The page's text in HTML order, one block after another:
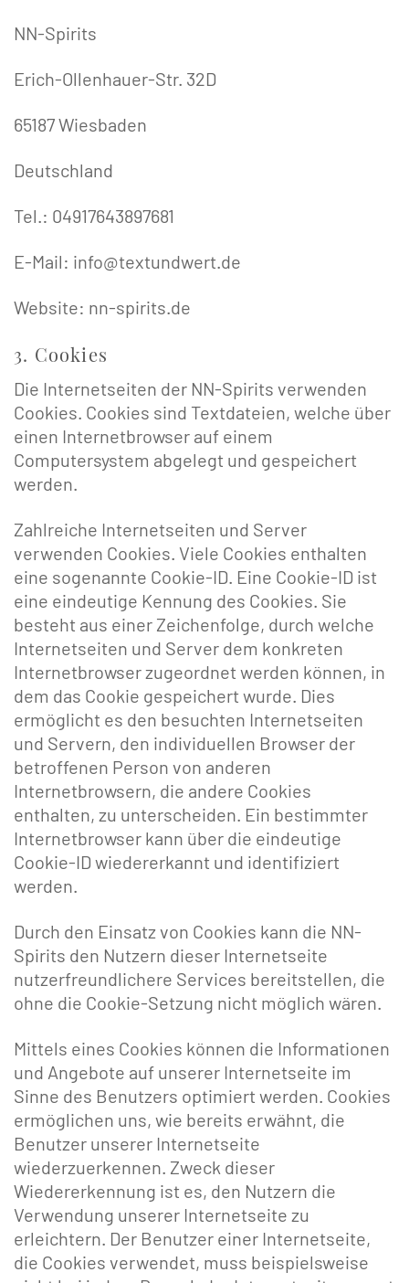
NN-Spirits
Erich-Ollenhauer-Str. 32D
65187 Wiesbaden
Deutschland
Tel.: 04917643897681
E-Mail: info@textundwert.de
Website: nn-spirits.de
3. Cookies
Die Internetseiten der NN-Spirits verwenden
Cookies. Cookies sind Textdateien, welche über
einen Internetbrowser auf einem
Computersystem abgelegt und gespeichert
werden.
Zahlreiche Internetseiten und Server
verwenden Cookies. Viele Cookies enthalten
eine sogenannte Cookie-ID. Eine Cookie-ID ist
eine eindeutige Kennung des Cookies. Sie
besteht aus einer Zeichenfolge, durch welche
Internetseiten und Server dem konkreten
Internetbrowser zugeordnet werden können, in
dem das Cookie gespeichert wurde. Dies
ermöglicht es den besuchten Internetseiten
und Servern, den individuellen Browser der
betroffenen Person von anderen
Internetbrowsern, die andere Cookies
enthalten, zu unterscheiden. Ein bestimmter
Internetbrowser kann über die eindeutige
Cookie-ID wiedererkannt und identifiziert
werden.
Durch den Einsatz von Cookies kann die NN-
Spirits den Nutzern dieser Internetseite
nutzerfreundlichere Services bereitstellen, die
ohne die Cookie-Setzung nicht möglich wären.
Mittels eines Cookies können die Informationen
und Angebote auf unserer Internetseite im
Sinne des Benutzers optimiert werden. Cookies
ermöglichen uns, wie bereits erwähnt, die
Benutzer unserer Internetseite
wiederzuerkennen. Zweck dieser
Wiedererkennung ist es, den Nutzern die
Verwendung unserer Internetseite zu
erleichtern. Der Benutzer einer Internetseite,
die Cookies verwendet, muss beispielsweise